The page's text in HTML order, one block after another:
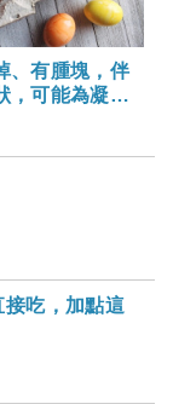
、有腫塊，伴
，可能為凝血
接吃，加點這